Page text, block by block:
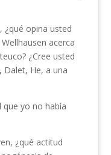
¿qué opina usted
acerca
¿Cree usted
Dalet, He, a una
que yo no había
¿qué actitud